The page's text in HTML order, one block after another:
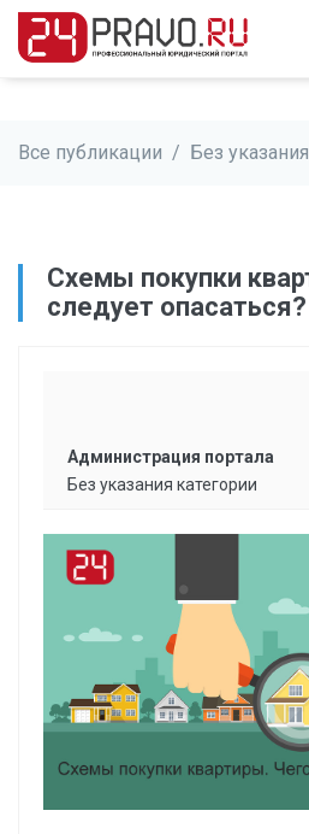
Все публикации / Без
Схемы покупки
следует опасаться?
Администрация портала
Без указания категории